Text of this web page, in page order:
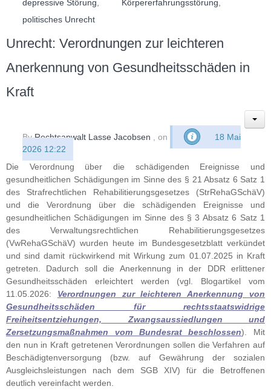
depressive Störung
Körpererfahrungsstörung
politisches Unrecht
Unrecht: Verordnungen zur leichteren
Anerkennung von Gesundheitsschäden in
Kraft
ByRechtsanwalt Lasse Jacobsen , on
18 Mai
2026 12:22
Die Verordnung über die schädigenden Ereignisse und
gesundheitlichen Schädigungen im Sinne des § 21 Absatz 6 Satz 1
des Strafrechtlichen Rehabilitierungsgesetzes (StrRehaGSchäV)
und die Verordnung über die schädigenden Ereignisse und
gesundheitlichen Schädigungen im Sinne des § 3 Absatz 6 Satz 1
des Verwaltungsrechtlichen Rehabilitierungsgesetzes
(VwRehaGSchäV) wurden heute im Bundesgesetzblatt verkündet
und sind damit rückwirkend mit Wirkung zum 01.07.2025 in Kraft
getreten. Dadurch soll die Anerkennung in der DDR erlittener
Gesundheitsschäden erleichtert werden (vgl. Blogartikel vom
11.05.2026: Verordnungen zur leichteren Anerkennung von
Gesundheitsschäden für rechtsstaatswidrige
Freiheitsentziehungen, Zwangsaussiedlungen und
Zersetzungsmaßnahmen vom Bundesrat beschlossen). Mit
den nun in Kraft getretenen Verordnungen sollen die Verfahren auf
Beschädigtenversorgung (bzw. auf Gewährung der sozialen
Ausgleichsleistungen nach dem SGB XIV) für die Betroffenen
deutlich vereinfacht werden.